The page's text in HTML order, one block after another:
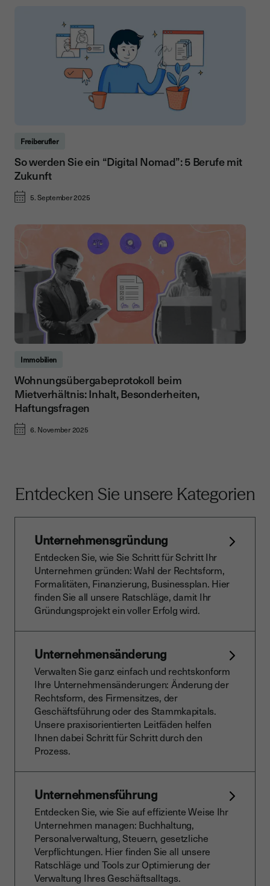
Freiberufler
So werden Sie ein “Digital Nomad”: 5 Berufe mit
Zukunft
5. September 2025
Immobilien
Wohnungsübergabeprotokoll beim
Mietverhältnis: Inhalt, Besonderheiten,
Haftungsfragen
6. November 2025
Entdecken Sie unsere Kategorien
Unternehmensgründung
Entdecken Sie, wie Sie Schritt für Schritt Ihr
Unternehmen gründen: Wahl der Rechtsform,
Formalitäten, Finanzierung, Businessplan. Hier
finden Sie all unsere Ratschläge, damit Ihr
Gründungsprojekt ein voller Erfolg wird.
Unternehmensänderung
Verwalten Sie ganz einfach und rechtskonform
Ihre Unternehmensänderungen: Änderung der
Rechtsform, des Firmensitzes, der
Geschäftsführung oder des Stammkapitals.
Unsere praxisorientierten Leitfäden helfen
Ihnen dabei Schritt für Schritt durch den
Prozess.
Unternehmensführung
Entdecken Sie, wie Sie auf effiziente Weise Ihr
Unternehmen managen: Buchhaltung,
Personalverwaltung, Steuern, gesetzliche
Verpflichtungen. Hier finden Sie all unsere
Ratschläge und Tools zur Optimierung der
Verwaltung Ihres Geschäftsalltags.